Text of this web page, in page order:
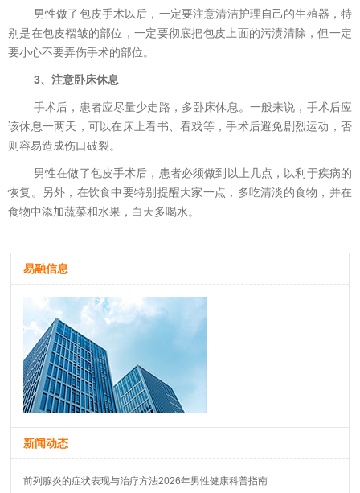
男性做了包皮手术以后，一定要注意清洁护理自己的生殖器，特
别是在包皮褶皱的部位，一定要彻底把包皮上面的污渍清除，但一定
要小心不要弄伤手术的部位。
3、注意卧床休息
手术后，患者应尽量少走路，多卧床休息。一般来说，手术后应
该休息一两天，可以在床上看书、看戏等，手术后避免剧烈运动，否
则容易造成伤口破裂。
男性在做了包皮手术后，患者必须做到以上几点，以利于疾病的
恢复。另外，在饮食中要特别提醒大家一点，多吃清淡的食物，并在
食物中添加蔬菜和水果，白天多喝水。
易融信息
新闻动态
前列腺炎的症状表现与治疗方法2026年男性健康科普指南